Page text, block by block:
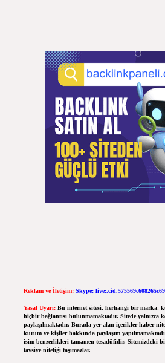
Reklam ve İletişim: Skype: live:.cid.575569c608265c69
Yasal Uyarı: Bu internet sitesi, herhangi bir marka,
hiçbir bağlantısı bulunmamaktadır. Sitede yalnızca
paylaşılmaktadır. Burada yer alan içerikler haber
kurum ve kişiler hakkında paylaşım
isim benzerlikleri tamamen tesadüfidir. Sitemizdeki
tavsiye niteliği taşımazlar.